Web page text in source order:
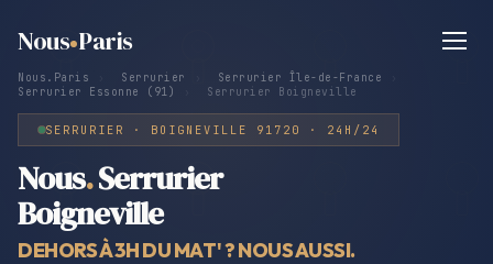
Nous Paris
Nous.Paris Serrurier Serrurier Île-de-France
Serrurier Essonne (91)
Serrurier Boigneville
SERRURIER · BOIGNEVILLE 91720 · 24H/24
Nous.Serrurier
Boigneville
DEHORS À 3H DU MAT' ? NOUS AUSSI.